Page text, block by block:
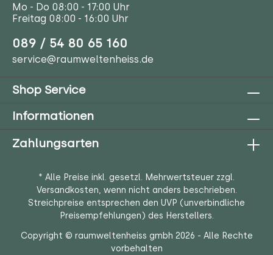
Mo - Do 08:00 - 17:00 Uhr
Freitag 08:00 - 16:00 Uhr
089 / 54 80 65 160
service@raumweltenheiss.de
Shop Service
Informationen
Zahlungsarten
* Alle Preise inkl. gesetzl. Mehrwertsteuer zzgl.
Versandkosten, wenn nicht anders beschrieben.
Streichpreise entsprechen den UVP (unverbindliche
Preisempfehlungen) des Herstellers.
Copyright © raumweltenheiss gmbh 2026 - Alle Rechte
vorbehalten